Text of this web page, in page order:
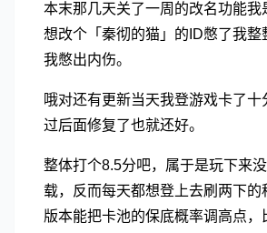
本末那几天关了一周的改名功能我
想改个「秦彻的猫」的ID憋了我整
我憋出内伤。
哦对还有更新当天我登游戏卡了十
过后面修复了也就还好。
整体打个8.5分吧，属于是玩下来
载，反而每天都想登上去刷两下的
版本能把卡池的保底概率调高点，